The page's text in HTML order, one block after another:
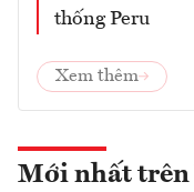
thống Peru
Xem thêm
Mới nhất trên